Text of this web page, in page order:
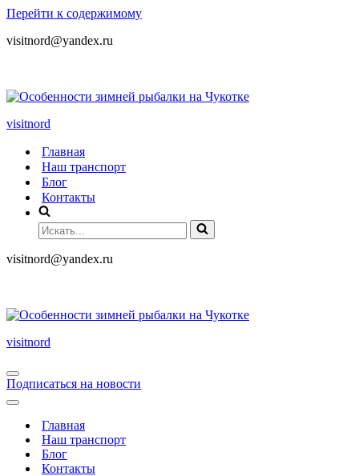
Перейти к содержимому
visitnord@yandex.ru
visitnord
Главная
Наш транспорт
Блог
Контакты
visitnord@yandex.ru
visitnord
Подписаться на новости
Главная
Наш транспорт
Блог
Контакты